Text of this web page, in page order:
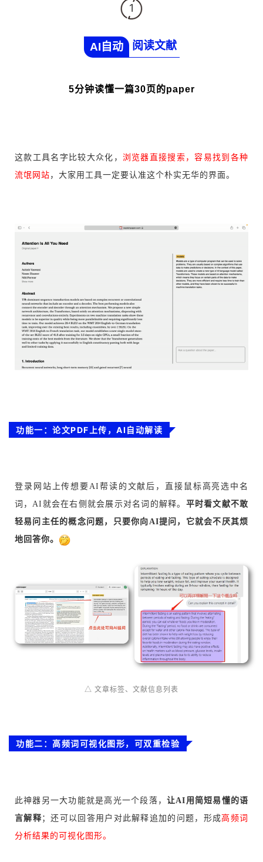
1
AI自动 阅读文献
5分钟读懂一篇30页的paper
这款工具名字比较大众化， 浏览器直接搜索，容易找到各种
流氓网站 ，大家用工具一定要认准这个朴实无华的界面。
功能一：论文PDF上传，AI自动解读
登录网站上传想要AI帮读的文献后，直接鼠标高亮选中名
词，AI就会在右侧就会展示对名词的解释。 平时看文献不敢
轻易问主任的概念问题，只要你向AI提问，它就会不厌其烦
地回答你。
△ 文章标签、文献信息列表
功能二：高频词可视化图形，可双重检验
此神器另一大功能就是高光一个段落，让AI用简短易懂的语
言解释；还可以回答用户对此解释追加的问题，形成高频词
分析结果的可视化图形。